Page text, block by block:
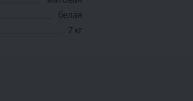
белая
7 кг